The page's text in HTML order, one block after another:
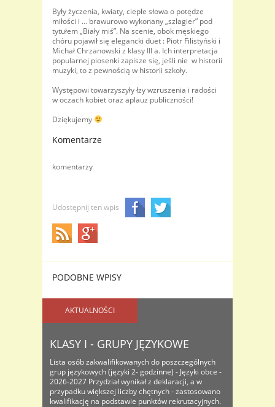
Były życzenia, kwiaty, ciepłe słowa o potędze
miłości i … brawurowo wykonany „szlagier” pod
tytułem „Biały miś”. Na scenie, obok męskiego
chóru pojawił się elegancki duet : Piotr Filistyński i
Michał Chrzanowski z klasy III a. Ich interpretacja
popularnej piosenki zapisze się, jeśli nie w historii
muzyki, to z pewnością w historii szkoły.
Występowi towarzyszyły łzy wzruszenia i radości
w oczach kobiet oraz aplauz publiczności!
Dziękujemy
Komentarze
komentarzy
Udostępnij ten wpis
PODOBNE WPISY
AKTUALNOŚCI
KLASY I - GRUPY JĘZYKOWE
Lista osób zakwalifikowanych do poszczególnych
grup językowych (języki 2- godzinne) - Języki obce -
2026-2027 Przydział wynikał z deklaracji, a w
przypadku większej liczby chętnych - zastosowano
kwalifikację na podstawie punktów rekrutacyjnych.